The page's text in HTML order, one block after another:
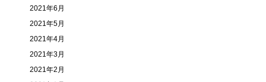
2021年6月
2021年5月
2021年4月
2021年3月
2021年2月